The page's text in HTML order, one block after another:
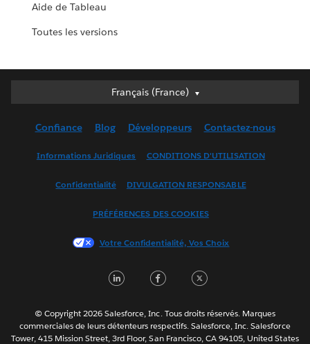
Aide de Tableau
Toutes les versions
Français (France)
Français (France)
English (UK)
Français (Canada)
한국어
Português
ไทย
Confiance Blog Développeurs Contactez-nous
Informations Juridiques CONDITIONS D'UTILISATION
Confidentialité DIVULGATION RESPONSABLE
PRÉFÉRENCES DES COOKIES
Votre Confidentialité, Vos Choix
LinkedInFacebook
© Copyright 2026 Salesforce, Inc. Tous droits réservés. Marques
commerciales de leurs détenteurs respectifs. Salesforce, Inc. Salesforce
Tower, 415 Mission Street, 3rd Floor, San Francisco, CA 94105, United States